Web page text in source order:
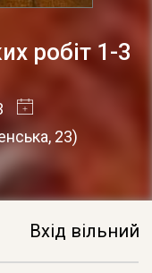
робіт 1-3
23)
Вхід вільний